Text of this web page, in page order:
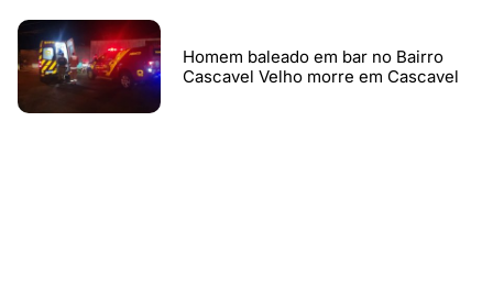
Homem baleado em bar no Bairro
Cascavel Velho morre em Cascavel